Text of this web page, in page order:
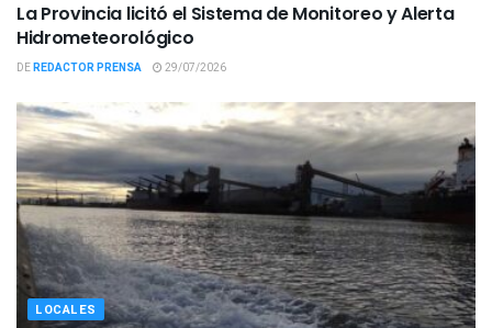
La Provincia licitó el Sistema de Monitoreo y Alerta
Hidrometeorológico
DEREDACTOR PRENSA 29/07/2026
LOCALES